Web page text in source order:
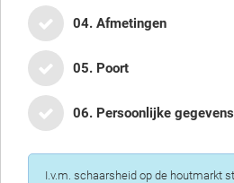
04. Afmetingen
05. Poort
06. Persoonlijke gegevens
I.v.m. schaarsheid op de houtmarkt